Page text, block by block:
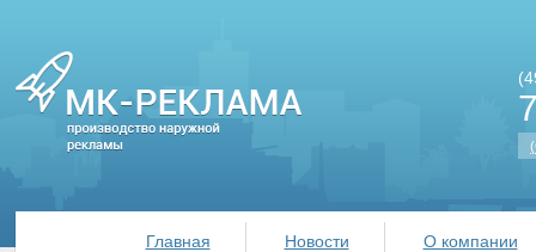
Главная Новости О компании